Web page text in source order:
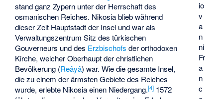
io
v
a
n
ni
Fr
a
n
c
stand ganz Zypern unter der Herrschaft des
osmanischen Reiches. Nikosia blieb während
dieser Zeit Hauptstadt der Insel und war als
Verwaltungszentrum Sitz des türkischen
Gouverneurs und des Erzbischofs der orthodoxen
Kirche, welcher Oberhaupt der christlichen
Bevölkerung (Reâyâ) war. Wie die gesamte Insel,
die zu einem der ärmsten Gebiete des Reiches
wurde, erlebte Nikosia einen Niedergang.[4] 1572